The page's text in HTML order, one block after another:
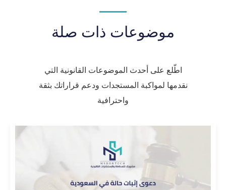
موضوعات ذات صلة
اطّلع على أحدث الموضوعات القانونية التي
نقدمها لمواكبة المستجدات ودعم قراراتك بثقة
واحترافية